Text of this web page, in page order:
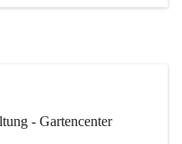
- Gartencenter